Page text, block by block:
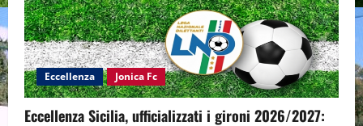
Eccellenza Jonica Fc
Eccellenza Sicilia, ufficializzati i gironi 2026/2027: